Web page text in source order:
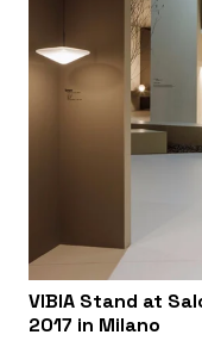
VIBIA Stand at
2017 in Milano